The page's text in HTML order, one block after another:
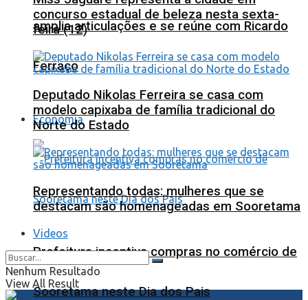
amplia articulações e se reúne com Ricardo
Ferraço
Economia
Prefeitura incentiva compras no comércio de
Sooretama neste Dia dos Pais
concurso estadual de beleza nesta sexta-
feira (12)
Deputado Nikolas Ferreira se casa com
modelo capixaba de família tradicional do
Norte do Estado
Representando todas: mulheres que se
destacam são homenageadas em Sooretama
Videos
Nenhum Resultado
View All Result